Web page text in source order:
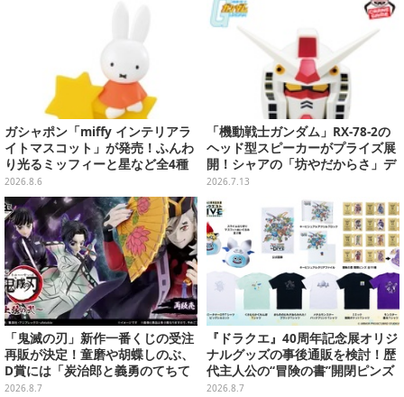
ガシャポン「miffy インテリアラ
イトマスコット」が発売！ふんわ
り光るミッフィーと星など全4種
ラインナップ
2026.8.6
「機動戦士ガンダム」RX-78-2の
ヘッド型スピーカーがプライズ展
開！シャアの「坊やだからさ」デ
ザインなどオシャレなグラス3種
も
2026.7.13
「鬼滅の刃」新作一番くじの受注
再販が決定！童磨や胡蝶しのぶ、
D賞には「炭治郎と義勇のてちて
ちフィギュア」も
2026.8.7
『ドラクエ』40周年記念展オリジ
ナルグッズの事後通販を検討！歴
代主人公の“冒険の書”開閉ピンズ
をはじめ、ユニークなＴシャツや
2026.8.7